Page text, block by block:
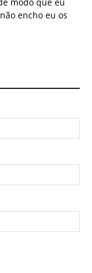
encho eu os